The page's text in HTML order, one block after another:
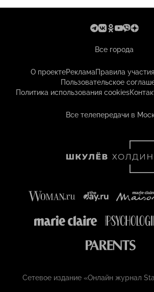
Все города
О проектеРекламаПравила
Пользовательское
Политика использования cookies
Все телепередачи в
Сетевое издание «Онлайн журнал